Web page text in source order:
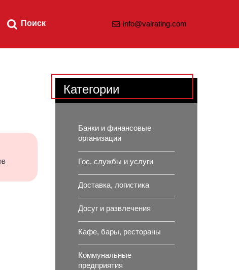
Поиск info@valrating.com
Категории
Банки и финансовые
организации
Гос. службы и услуги
Доставка, логистика
Досуг и развлечения
Кафе, бары, рестораны
Коммунальные
предприятия